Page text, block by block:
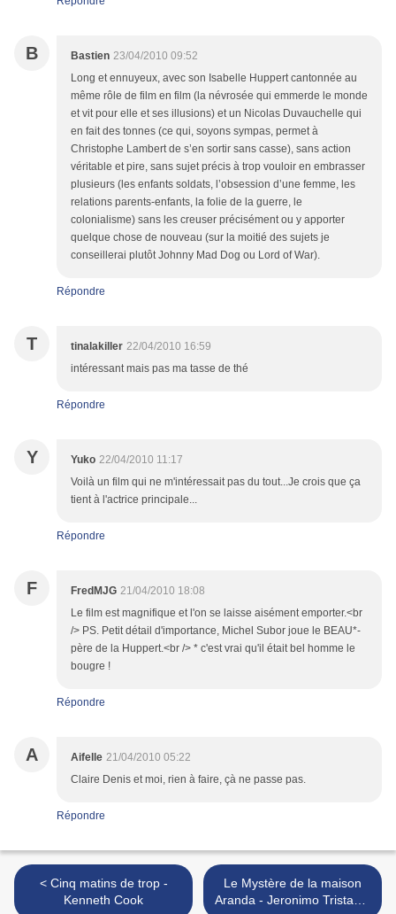
B Bastien 23/04/2010 09:52
Long et ennuyeux, avec son Isabelle Huppert cantonnée au
même rôle de film en film (la névrosée qui emmerde le monde
et vit pour elle et ses illusions) et un Nicolas Duvauchelle qui
en fait des tonnes (ce qui, soyons sympas, permet à
Christophe Lambert de s’en sortir sans casse), sans action
véritable et pire, sans sujet précis à trop vouloir en embrasser
plusieurs (les enfants soldats, l’obsession d’une femme, les
relations parents-enfants, la folie de la guerre, le
colonialisme) sans les creuser précisément ou y apporter
quelque chose de nouveau (sur la moitié des sujets je
conseillerai plutôt Johnny Mad Dog ou Lord of War).
Répondre
T tinalakiller 22/04/2010 16:59
intéressant mais pas ma tasse de thé
Répondre
Y Yuko 22/04/2010 11:17
Voilà un film qui ne m'intéressait pas du tout...Je crois que ça
tient à l'actrice principale...
Répondre
F FredMJG 21/04/2010 18:08
Le film est magnifique et l'on se laisse aisément emporter.<br
/> PS. Petit détail d'importance, Michel Subor joue le BEAU*-
père de la Huppert.<br /> * c'est vrai qu'il était bel homme le
bougre !
Répondre
A Aifelle 21/04/2010 05:22
Claire Denis et moi, rien à faire, çà ne passe pas.
Répondre
< Cinq matins de trop -
Kenneth Cook
Le Mystère de la maison
Aranda - Jeronimo Tristante